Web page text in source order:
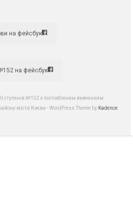
на фейсбук
на фейсбук
ступенів №152 з поглибленим вивченням
міста Києва - WordPress Theme by Kadence